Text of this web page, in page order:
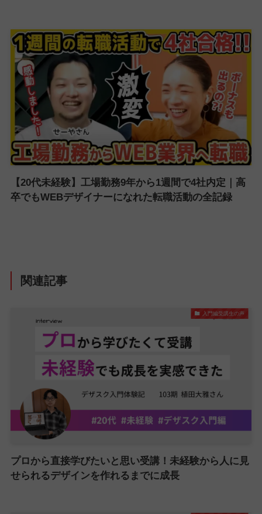
【20代未経験】工場勤務9年から1週間で4社内定｜高
卒でもWEBデザイナーになれた転職活動の全記録
関連記事
入門編受講生の声
プロから直接学びたいと思い受講！未経験から人に見
せられるデザインを作れるまでに成長